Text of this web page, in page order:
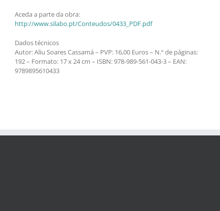
Aceda a parte da obra:
http://www.silabo.pt/Conteudos/0433_PDF.pdf
Dados técnicos
Autor: Aliu Soares Cassamá – PVP: 16,00 Euros – N.º de páginas:
192 – Formato: 17 x 24 cm – ISBN: 978-989-561-043-3 – EAN:
9789895610433